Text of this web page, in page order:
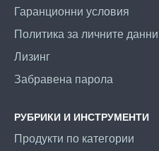
Гаранционни условия
Политика за личните данни
Лизинг
Забравена парола
РУБРИКИ И ИНСТРУМЕНТИ
Продукти по категории